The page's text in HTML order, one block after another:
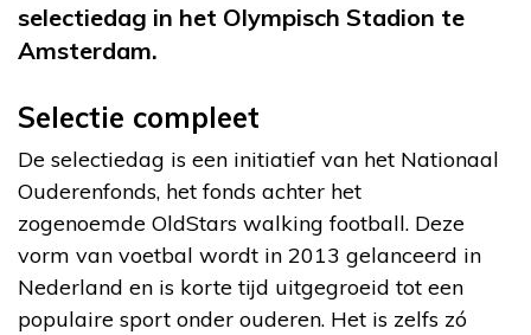
selectiedag in het Olympisch Stadion te
Amsterdam.
Selectie compleet
De selectiedag is een initiatief van het Nationaal
Ouderenfonds, het fonds achter het
zogenoemde OldStars walking football. Deze
vorm van voetbal wordt in 2013 gelanceerd in
Nederland en is korte tijd uitgegroeid tot een
populaire sport onder ouderen. Het is zelfs zó